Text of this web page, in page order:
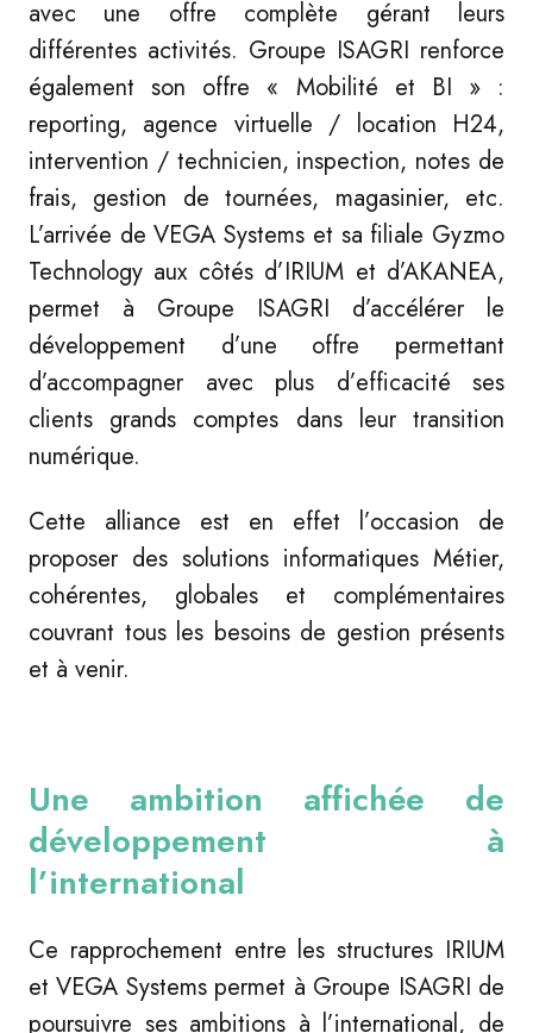
avec une offre complète gérant leurs
différentes activités. Groupe ISAGRI renforce
également son offre « Mobilité et BI » :
reporting, agence virtuelle / location H24,
intervention / technicien, inspection, notes de
frais, gestion de tournées, magasinier, etc.
L’arrivée de VEGA Systems et sa filiale Gyzmo
Technology aux côtés d’IRIUM et d’AKANEA,
permet à Groupe ISAGRI d’accélérer le
développement d’une offre permettant
d’accompagner avec plus d’efficacité ses
clients grands comptes dans leur transition
numérique.
Cette alliance est en effet l’occasion de
proposer des solutions informatiques Métier,
cohérentes, globales et complémentaires
couvrant tous les besoins de gestion présents
et à venir.
Une ambition affichée de
développement à
l’international
Ce rapprochement entre les structures IRIUM
et VEGA Systems permet à Groupe ISAGRI de
poursuivre ses ambitions à l’international, de